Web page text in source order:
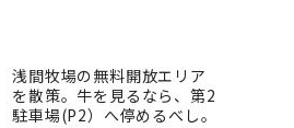
浅間牧場の無料開放エリア
を散策。牛を見るなら、第2
駐車場(P2）へ停めるべし。